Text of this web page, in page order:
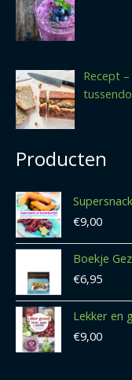
Recept
Producten
€9,00
Boekje
€6,95
Lekker en
€9,00